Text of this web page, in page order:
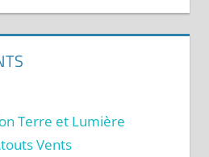
Terre et Lumière
Vents